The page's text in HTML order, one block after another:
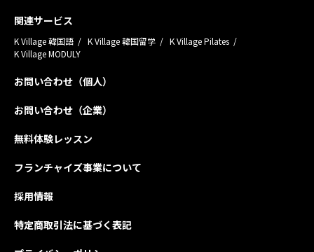
関連サービス
K Village 韓国語 K Village 韓国留学
K Village Pilates
K Village MODULY
お問い合わせ（個人）
お問い合わせ（企業）
無料体験レッスン
フランチャイズ事業について
採用情報
特定商取引法に基づく表記